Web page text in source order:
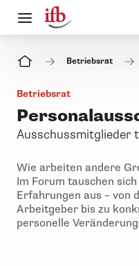
Betriebsrat
Betriebsrat
Ausschussmitglieder
Wie arbeiten andere
Im Forum tauschen
Erfahrungen aus – von
Arbeitgeber bis zu
personelle